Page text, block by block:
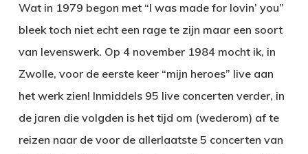
Wat in 1979 begon met “I was made for lovin’ you”
bleek toch niet echt een rage te zijn maar een soort
van levenswerk. Op 4 november 1984 mocht ik, in
Zwolle, voor de eerste keer “mijn heroes” live aan
het werk zien! Inmiddels 95 live concerten verder, in
de jaren die volgden is het tijd om (wederom) af te
reizen naar de voor de allerlaatste 5 concerten van